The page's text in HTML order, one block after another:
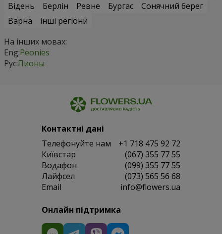
Відень
Берлін Ревне Бургас
Сонячний берег
Варна
інші регіони
На інших мовах:
Eng:Peonies
Рус:Пионы
Контактні дані
Телефонуйте нам
+1 718 475 92 72
Київстар
(067) 355 77 55
Водафон
(099) 355 77 55
Лайфсел
(073) 565 56 68
Email
info@flowers.ua
Онлайн підтримка